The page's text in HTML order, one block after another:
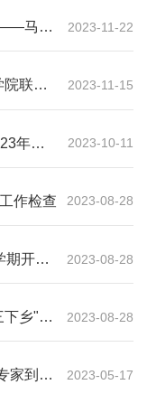
——马克
2023-11-22
院联盟
2023-11-15
年下
2023-10-11
作检查 2023-08-28
期开学
2023-08-28
乡"社
2023-08-28
家到湘
2023-05-17